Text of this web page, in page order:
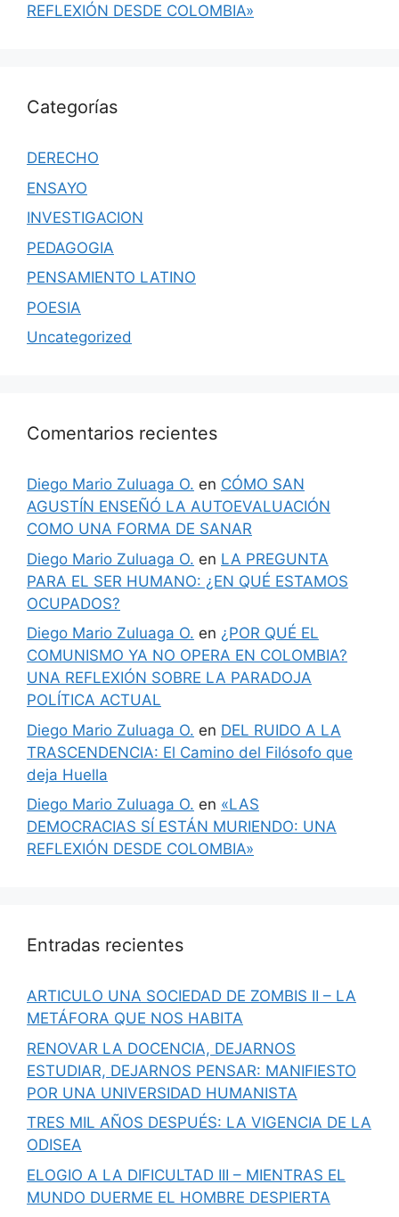
REFLEXIÓN DESDE COLOMBIA»
Categorías
DERECHO
ENSAYO
INVESTIGACION
PEDAGOGIA
PENSAMIENTO LATINO
POESIA
Uncategorized
Comentarios recientes
Diego Mario Zuluaga O. en CÓMO SAN
AGUSTÍN ENSEÑÓ LA AUTOEVALUACIÓN
COMO UNA FORMA DE SANAR
Diego Mario Zuluaga O. en LA PREGUNTA
PARA EL SER HUMANO: ¿EN QUÉ ESTAMOS
OCUPADOS?
Diego Mario Zuluaga O. en ¿POR QUÉ EL
COMUNISMO YA NO OPERA EN COLOMBIA?
UNA REFLEXIÓN SOBRE LA PARADOJA
POLÍTICA ACTUAL
Diego Mario Zuluaga O. en DEL RUIDO A LA
TRASCENDENCIA: El Camino del Filósofo que
deja Huella
Diego Mario Zuluaga O. en «LAS
DEMOCRACIAS SÍ ESTÁN MURIENDO: UNA
REFLEXIÓN DESDE COLOMBIA»
Entradas recientes
ARTICULO UNA SOCIEDAD DE ZOMBIS II – LA
METÁFORA QUE NOS HABITA
RENOVAR LA DOCENCIA, DEJARNOS
ESTUDIAR, DEJARNOS PENSAR: MANIFIESTO
POR UNA UNIVERSIDAD HUMANISTA
TRES MIL AÑOS DESPUÉS: LA VIGENCIA DE LA
ODISEA
ELOGIO A LA DIFICULTAD III – MIENTRAS EL
MUNDO DUERME EL HOMBRE DESPIERTA